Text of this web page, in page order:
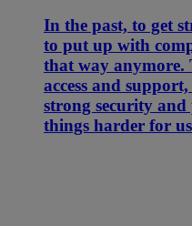
In the past, to get
to put up with
that way anymore.
access and
strong security
things harder for